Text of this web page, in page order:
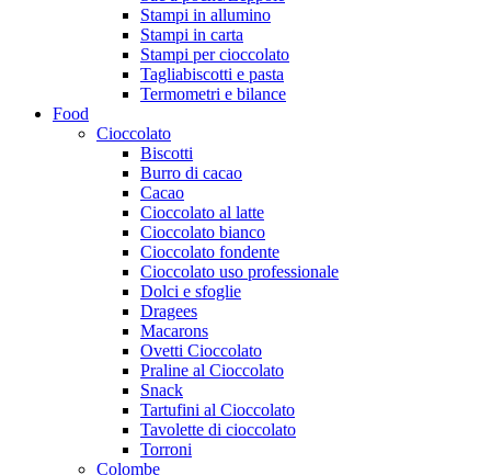
Stampi in allumino
Stampi in carta
Stampi per cioccolato
Tagliabiscotti e pasta
Termometri e bilance
Food
Cioccolato
Biscotti
Burro di cacao
Cacao
Cioccolato al latte
Cioccolato bianco
Cioccolato fondente
Cioccolato uso professionale
Dolci e sfoglie
Dragees
Macarons
Ovetti Cioccolato
Praline al Cioccolato
Snack
Tartufini al Cioccolato
Tavolette di cioccolato
Torroni
Colombe